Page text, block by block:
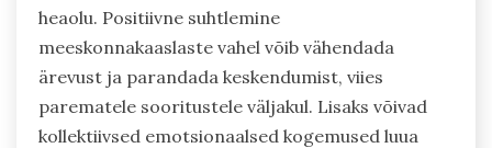
heaolu. Positiivne suhtlemine
meeskonnakaaslaste vahel võib vähendada
ärevust ja parandada keskendumist, viies
parematele sooritustele väljakul. Lisaks võivad
kollektiivsed emotsionaalsed kogemused luua